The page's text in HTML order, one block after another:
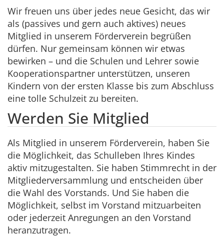
Wir freuen uns über jedes neue Gesicht, das wir
als (passives und gern auch aktives) neues
Mitglied in unserem Förderverein begrüßen
dürfen. Nur gemeinsam können wir etwas
bewirken – und die Schulen und Lehrer sowie
Kooperationspartner unterstützen, unseren
Kindern von der ersten Klasse bis zum Abschluss
eine tolle Schulzeit zu bereiten.
Werden Sie Mitglied
Als Mitglied in unserem Förderverein, haben Sie
die Möglichkeit, das Schulleben Ihres Kindes
aktiv mitzugestalten. Sie haben Stimmrecht in der
Mitgliederversammlung und entscheiden über
die Wahl des Vorstands. Und Sie haben die
Möglichkeit, selbst im Vorstand mitzuarbeiten
oder jederzeit Anregungen an den Vorstand
heranzutragen.